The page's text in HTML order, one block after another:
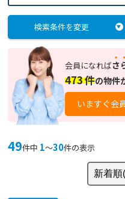
検索条件を変更
会員になればさ
473件の物件
いますぐ会
49件中 1〜30件の表示